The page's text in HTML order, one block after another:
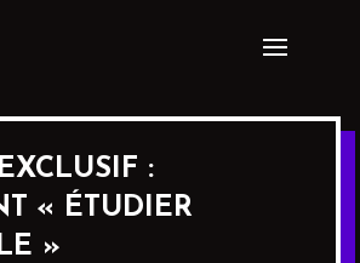
:
« ÉTUDIER
»